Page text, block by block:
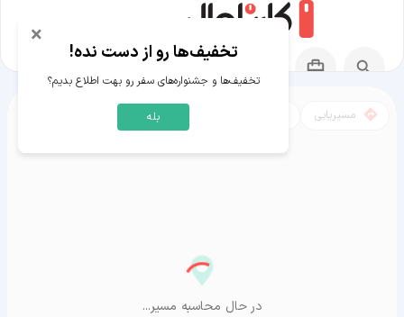
مسیریابی
در حال محاسبه مسیر...
× تخفیف‌ها رو از دست نده!
تخفیف‌ها و جشنواره‌های سفر رو بهت اطلاع بدیم؟
بله